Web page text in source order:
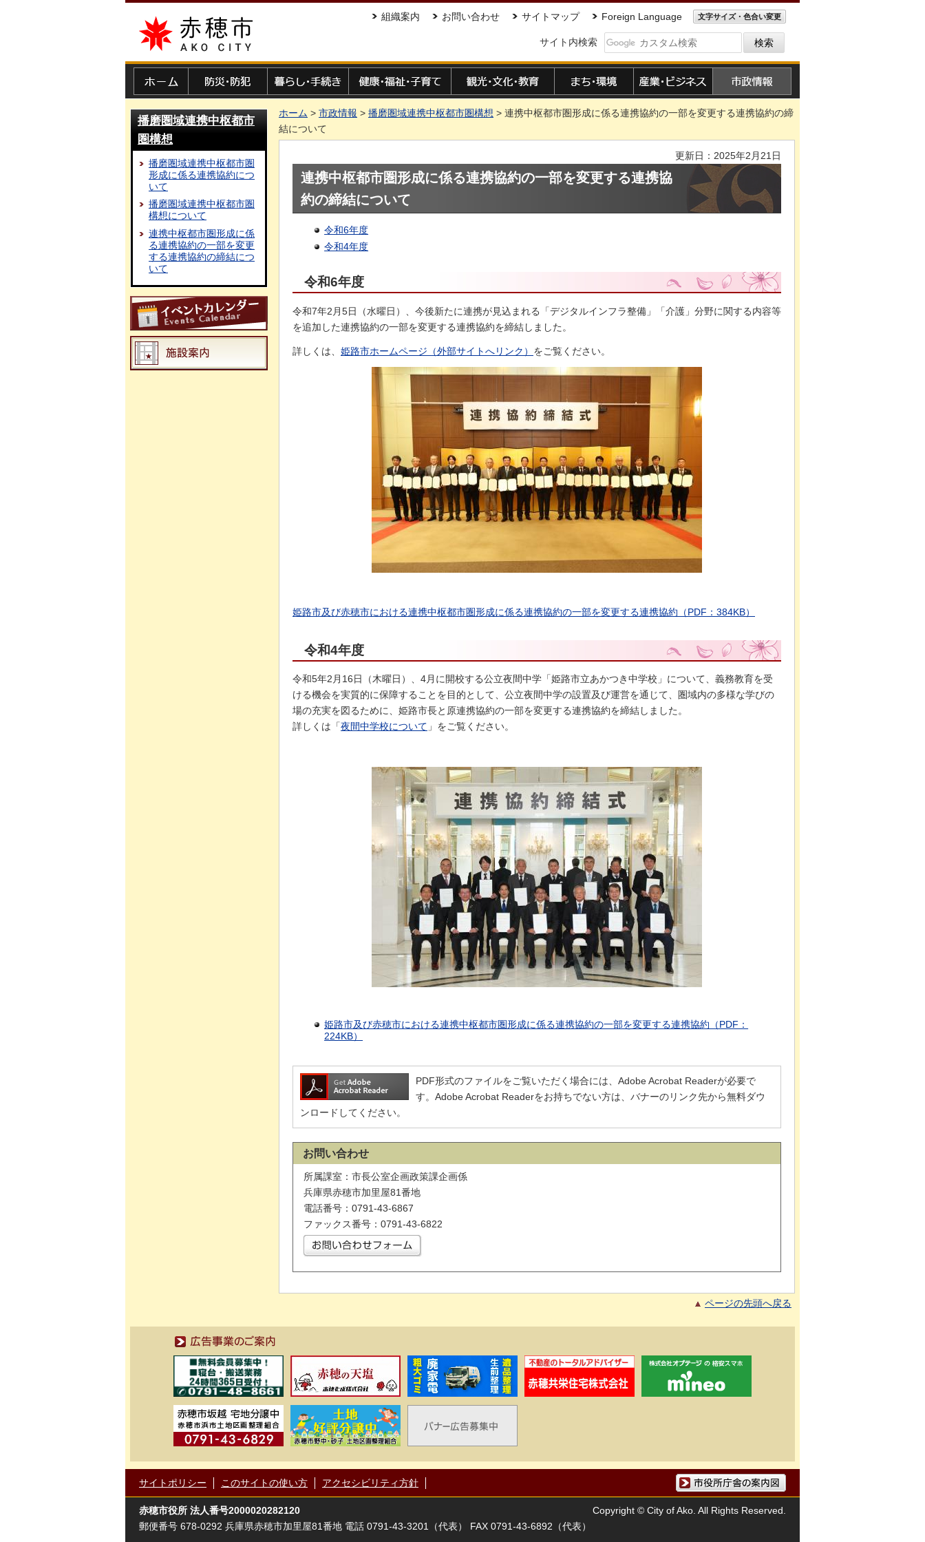
赤穂市 組織案内 お問い合わせ サイトマップ Foreign Language 文字サイズ・色合い変更
サイト内検索
播磨圏域連携中枢都市
圏構想
播磨圏域連携中枢都市圏
形成に係る連携協約につ
いて
播磨圏域連携中枢都市圏
構想について
連携中枢都市圏形成に係
る連携協約の一部を変更
する連携協約の締結につ
いて
ホーム > 市政情報 > 播磨圏域連携中枢都市圏構想 > 連携中枢都市圏形成に係る連携協約の一部を変更する連携協約の締
結について
更新日：2025年2月21日
連携中枢都市圏形成に係る連携協約の一部を変更する連携協
約の締結について
令和6年度
令和4年度
令和6年度
令和7年2月5日（水曜日）、今後新たに連携が見込まれる「デジタルインフラ整備」「介護」分野に関する内容等
を追加した連携協約の一部を変更する連携協約を締結しました。
詳しくは、 姫路市ホームページ（外部サイトへリンク） をご覧ください。
姫路市及び赤穂市における連携中枢都市圏形成に係る連携協約の一部を変更する連携協約（PDF：384KB）
令和4年度
令和5年2月16日（木曜日）、4月に開校する公立夜間中学「姫路市立あかつき中学校」について、義務教育を受
ける機会を実質的に保障することを目的として、公立夜間中学の設置及び運営を通じて、圏域内の多様な学びの
場の充実を図るために、姫路市長と原連携協約の一部を変更する連携協約を締結しました。
詳しくは「夜間中学校について 」をご覧ください。
姫路市及び赤穂市における連携中枢都市圏形成に係る連携協約の一部を変更する連携協約（PDF：
224KB）
PDF形式のファイルをご覧いただく場合には、Adobe Acrobat Readerが必要で
す。Adobe Acrobat Readerをお持ちでない方は、バナーのリンク先から無料ダウ
ンロードしてください。
お問い合わせ
所属課室：市長公室企画政策課企画係
兵庫県赤穂市加里屋81番地
電話番号：0791-43-6867
ファックス番号：0791-43-6822
ページの先頭へ戻る
広告事業のご案内
サイトポリシー このサイトの使い方 アクセシビリティ方針
市役所庁舎の案内図
赤穂市役所 法人番号2000020282120
郵便番号 678-0292 兵庫県赤穂市加里屋81番地 電話 0791-43-3201（代表） FAX 0791-43-6892（代表）
Copyright © City of Ako. All Rights Reserved.